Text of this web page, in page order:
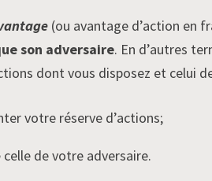
(ou avantage d’action en
son adversaire. En d’autres
dont vous disposez et celui
votre réserve d’actions;
celle de votre adversaire.